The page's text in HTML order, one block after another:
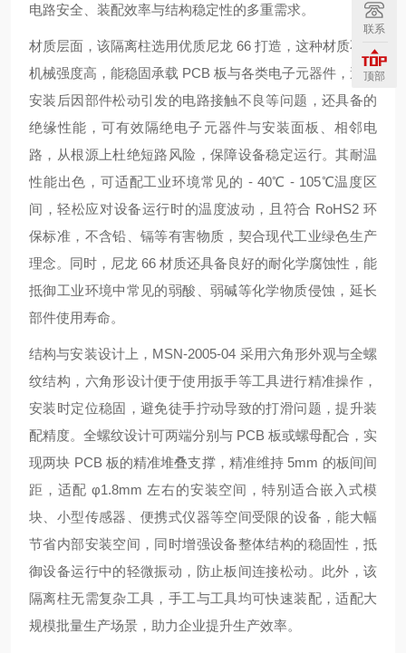
电路安全、装配效率与结构稳定性的多重需求。
材质层面，该隔离柱选用优质尼龙 66 打造，这种材质不仅
机械强度高，能稳固承载 PCB 板与各类电子元器件，避免
安装后因部件松动引发的电路接触不良等问题，还具备的
绝缘性能，可有效隔绝电子元器件与安装面板、相邻电
路，从根源上杜绝短路风险，保障设备稳定运行。其耐温
性能出色，可适配工业环境常见的 - 40℃ - 105℃温度区
间，轻松应对设备运行时的温度波动，且符合 RoHS2 环
保标准，不含铅、镉等有害物质，契合现代工业绿色生产
理念。同时，尼龙 66 材质还具备良好的耐化学腐蚀性，能
抵御工业环境中常见的弱酸、弱碱等化学物质侵蚀，延长
部件使用寿命。
结构与安装设计上，MSN-2005-04 采用六角形外观与全螺
纹结构，六角形设计便于使用扳手等工具进行精准操作，
安装时定位稳固，避免徒手拧动导致的打滑问题，提升装
配精度。全螺纹设计可两端分别与 PCB 板或螺母配合，实
现两块 PCB 板的精准堆叠支撑，精准维持 5mm 的板间间
距，适配 φ1.8mm 左右的安装空间，特别适合嵌入式模
块、小型传感器、便携式仪器等空间受限的设备，能大幅
节省内部安装空间，同时增强设备整体结构的稳固性，抵
御设备运行中的轻微振动，防止板间连接松动。此外，该
隔离柱无需复杂工具，手工与工具均可快速装配，适配大
规模批量生产场景，助力企业提升生产效率。
联系
顶部